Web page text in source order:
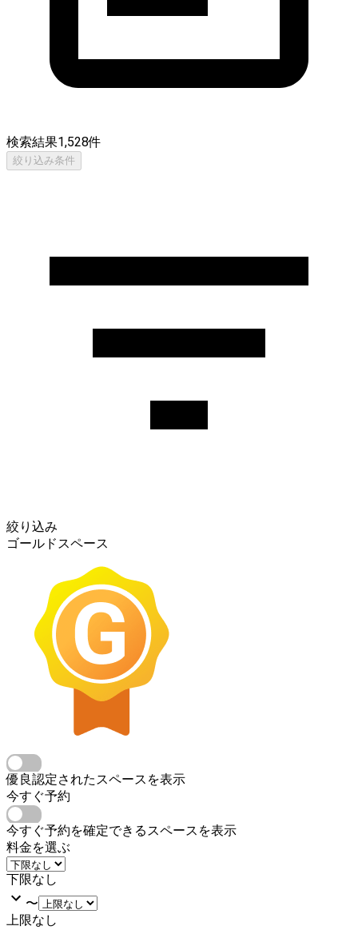
検索結果1,528件
絞り込み条件
絞り込み
ゴールドスペース
優良認定されたスペースを表示
今すぐ予約
今すぐ予約を確定できるスペースを表示
料金を選ぶ
下限なし
〜
上限なし